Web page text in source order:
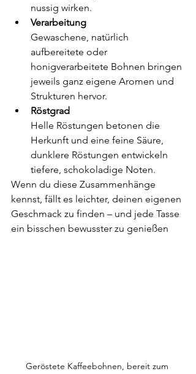
nussig wirken.
Verarbeitung
Gewaschene, natürlich
aufbereitete oder
honigverarbeitete Bohnen bringen
jeweils ganz eigene Aromen und
Strukturen hervor.
Röstgrad
Helle Röstungen betonen die
Herkunft und eine feine Säure,
dunklere Röstungen entwickeln
tiefere, schokoladige Noten.
Wenn du diese Zusammenhänge
kennst, fällt es leichter, deinen eigenen
Geschmack zu finden – und jede Tasse
ein bisschen bewusster zu genießen
Geröstete Kaffeebohnen, bereit zum